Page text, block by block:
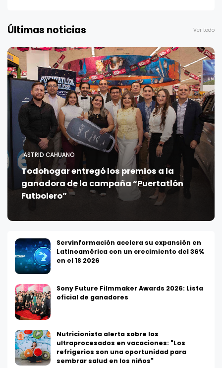
Últimas noticias Ver todo
ASTRID CAHUANO
Todohogar entregó los premios a la
ganadora de la campaña “Puertatlón
Futbolero”
Servinformación acelera su expansión en
Latinoamérica con un crecimiento del 36%
en el 1S 2026
Sony Future Filmmaker Awards 2026: Lista
oficial de ganadores
Nutricionista alerta sobre los
ultraprocesados en vacaciones: "Los
refrigerios son una oportunidad para
sembrar salud en los niños"